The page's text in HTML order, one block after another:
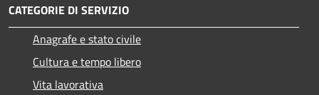
CATEGORIE DI SERVIZIO
Anagrafe e stato civile
Cultura e tempo libero
Vita lavorativa